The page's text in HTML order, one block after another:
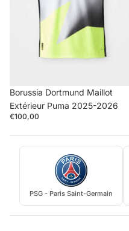
Borussia Dortmund Maillot
Extérieur Puma 2025-2026
€100,00
PSG - Paris Saint-Germain